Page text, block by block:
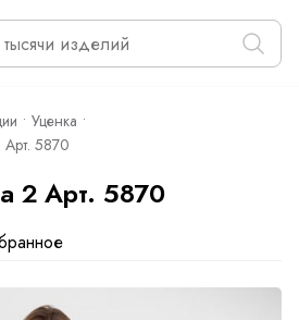
Уценка
5870
2 Арт. 5870